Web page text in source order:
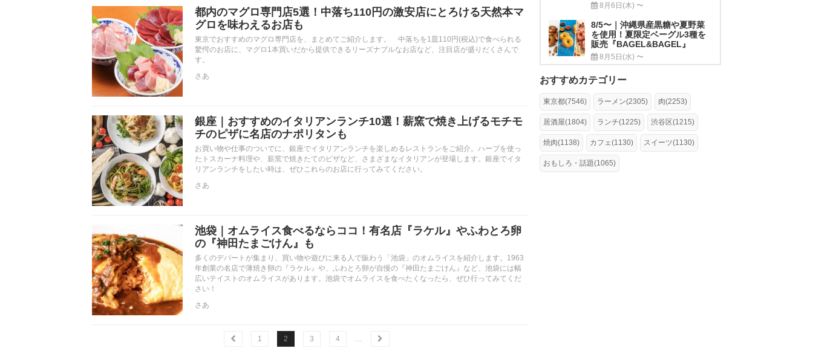
都内のマグロ専門店5選！中落ち110円の激安店にとろける天然本マ
グロを味わえるお店も
東京でおすすめのマグロ専門店を、まとめてご紹介します。 中落ちを1皿110円(税込)で食べられる
驚愕のお店に、マグロ1本買いだから提供できるリーズナブルなお店など、注目店が盛りだくさんで
す。
さあ
銀座｜おすすめのイタリアンランチ10選！薪窯で焼き上げるモチモ
チのピザに名店のナポリタンも
お買い物や仕事のついでに、銀座でイタリアンランチを楽しめるレストランをご紹介。ハーブを使っ
たトスカーナ料理や、薪窯で焼きたてのピザなど、さまざまなイタリアンが登場します。銀座でイタ
リアンランチをしたい時は、ぜひこれらのお店に行ってみてください。
さあ
池袋｜オムライス食べるならココ！有名店『ラケル』やふわとろ卵
の『神田たまごけん』も
多くのデパートが集まり、買い物や遊びに来る人で賑わう「池袋」のオムライスを紹介します。1963
年創業の名店で薄焼き卵の『ラケル』や、ふわとろ卵が自慢の『神田たまごけん』など、池袋には幅
広いテイストのオムライスがあります。池袋でオムライスを食べたくなったら、ぜひ行ってみてくだ
さい！
さあ
1 2 3 4
8月6日(木) 〜
8/5〜｜沖縄県産黒糖や夏野菜
を使用！夏限定ベーグル3種を
販売『BAGEL&BAGEL』
8月5日(水) 〜
おすすめカテゴリー
東京都(7546) ラーメン(2305) 肉(2253)
居酒屋(1804) ランチ(1225) 渋谷区(1215)
焼肉(1138) カフェ(1130) スイーツ(1130)
おもしろ・話題(1065)